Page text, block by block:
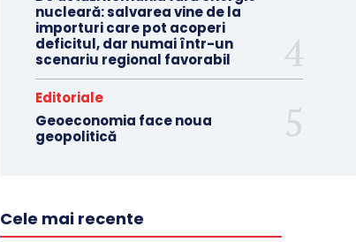
nucleară: salvarea vine de la
importuri care pot acoperi
deficitul, dar numai într-un
scenariu regional favorabil
Editoriale
Geoeconomia face noua
geopolitică
Cele mai recente